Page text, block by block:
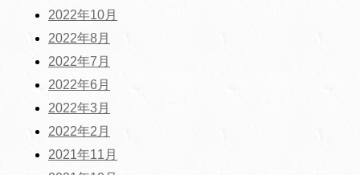
2022年10月
2022年8月
2022年7月
2022年6月
2022年3月
2022年2月
2021年11月